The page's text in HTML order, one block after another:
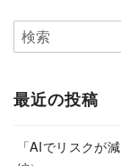
最近の投稿
「AIでリスクが